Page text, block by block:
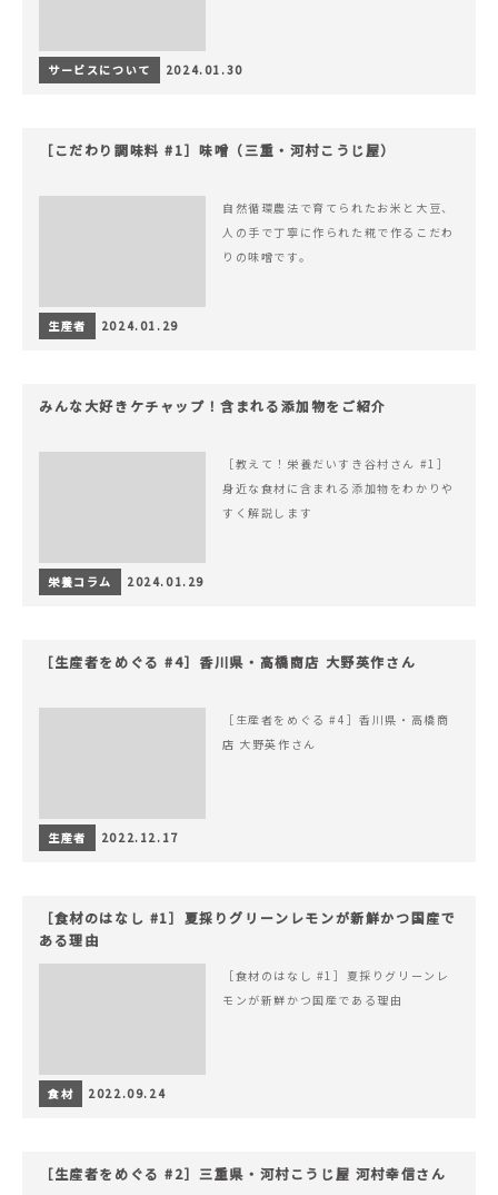
サービスについて 2024.01.30
［こだわり調味料 #1］味噌（三重・河村こうじ屋）
自然循環農法で育てられたお米と大豆、
人の手で丁寧に作られた糀で作るこだわ
りの味噌です。
生産者 2024.01.29
みんな大好きケチャップ！含まれる添加物をご紹介
［教えて！栄養だいすき谷村さん #1］
身近な食材に含まれる添加物をわかりや
すく解説します
栄養コラム 2024.01.29
［生産者をめぐる #4］香川県・高橋商店 大野英作さん
［生産者をめぐる #4］香川県・高橋商
店 大野英作さん
生産者 2022.12.17
［食材のはなし #1］夏採りグリーンレモンが新鮮かつ国産で
ある理由
［食材のはなし #1］夏採りグリーンレ
モンが新鮮かつ国産である理由
食材 2022.09.24
［生産者をめぐる #2］三重県・河村こうじ屋 河村幸信さん